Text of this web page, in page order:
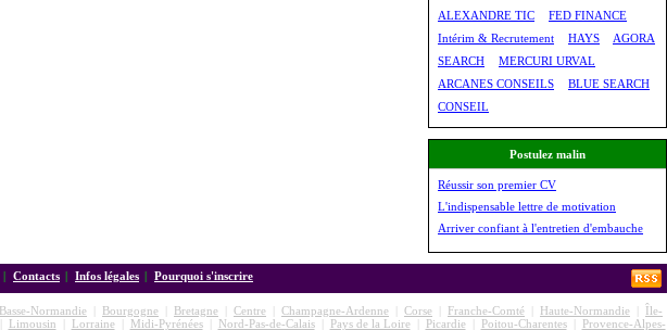
ALEXANDRE TIC
FED FINANCE
Intérim & Recrutement
HAYS
AGORA
SEARCH
MERCURI URVAL
ARCANES CONSEILS
BLUE SEARCH
CONSEIL
Postulez malin
Réussir son premier CV
L'indispensable lettre de motivation
Arriver confiant à l'entretien d'embauche
| Contacts | Infos légales | Pourquoi s'inscrire
Basse-Normandie Bourgogne Bretagne Centre Champagne-Ardenne Corse Franche-Comté Haute-Normandie
Île-
Limousin Lorraine| Midi-Pyrénées| Nord-Pas-de-Calais| Pays de la Loire| Picardie| Poitou-Charentes| Provence-Alpes-